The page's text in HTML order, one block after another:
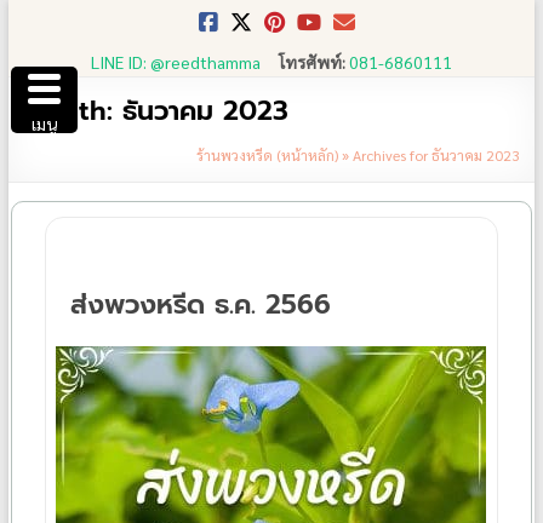
content
LINE ID: @reedthamma โทรศัพท์:081-6860111
Month: ธันวาคม 2023
ร้านพวงหรีด (หน้าหลัก)»Archives for ธันวาคม 2023
ส่งพวงหรีด ธ.ค. 2566
เมนู